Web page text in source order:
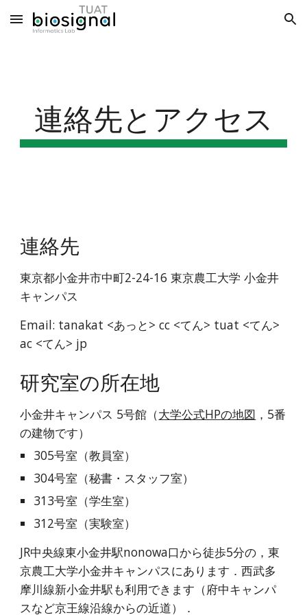
Skip to main content Skip to navigation
連絡先とアクセス
連絡先
東京都小金井市中町2-24-16 東京農工大学 小金井
キャンパス
Email: tanakat <あっと> cc <てん> tuat <てん>
ac <てん> jp
研究室の所在地
小金井キャンパス 5号館（大学公式HPの地図 ，5番
の建物です）
305号室（教員室）
304号室（秘書・スタッフ室）
313号室（学生室）
312号室（実験室）
JR中央線東小金井駅nonowa口から徒歩5分の，東
京農工大学小金井キャンパスにあります．西武多
摩川線新小金井駅も利用できます（府中キャンパ
スなど京王線沿線からの近道）．